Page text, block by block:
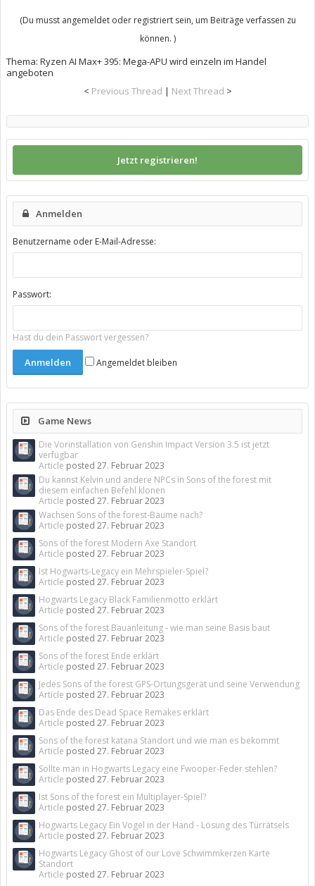
(Du musst angemeldet oder registriert sein, um Beiträge verfassen zu
können. )
Thema: Ryzen AI Max+ 395: Mega-APU wird einzeln im Handel
angeboten
< Previous Thread | Next Thread >
Jetzt registrieren!
Anmelden
Benutzername oder E-Mail-Adresse:
Passwort:
Hast du dein Passwort vergessen?
Angemeldet bleiben
Game News
Die Vorinstallation von Genshin Impact Version 3.5 ist jetzt
verfügbar
Article posted 27. Februar 2023
Du kannst Kelvin und andere NPCs in Sons of the forest mit
diesem einfachen Befehl klonen
Article posted 27. Februar 2023
Wachsen Sons of the forest-Bäume nach?
Article posted 27. Februar 2023
Sons of the forest Modern Axe Standort
Article posted 27. Februar 2023
Ist Hogwarts-Legacy ein Mehrspieler-Spiel?
Article posted 27. Februar 2023
Hogwarts Legacy Black Familienmotto erklärt
Article posted 27. Februar 2023
Sons of the forest Bauanleitung - wie man seine Basis baut
Article posted 27. Februar 2023
Sons of the forest Ende erklärt
Article posted 27. Februar 2023
Jedes Sons of the forest GPS-Ortungsgerät und seine Verwendung
Article posted 27. Februar 2023
Das Ende des Dead Space Remakes erklärt
Article posted 27. Februar 2023
Sons of the forest katana Standort und wie man es bekommt
Article posted 27. Februar 2023
Sollte man in Hogwarts Legacy eine Fwooper-Feder stehlen?
Article posted 27. Februar 2023
Ist Sons of the forest ein Multiplayer-Spiel?
Article posted 27. Februar 2023
Hogwarts Legacy Ein Vogel in der Hand - Lösung des Türrätsels
Article posted 27. Februar 2023
Hogwarts Legacy Ghost of our Love Schwimmkerzen Karte
Standort
Article posted 27. Februar 2023